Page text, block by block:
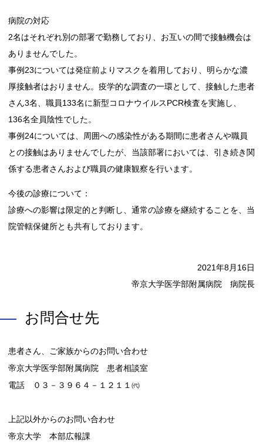
病院の対応
2名はそれぞれ別の部署で勤務しており、お互いの間で接触機会は
ありませんでした。
事例23については発症前よりマスクを着用しており、明らかな濃
厚接触者はおりません。疫学的な調査の一環として、接触した患者
さん3名、職員133名に新型コロナウイルスPCR検査を実施し、
136名全員陰性でした。
事例24については、周囲への感染性がある期間に患者さんや職員
との接触はありませんでしたが、当該部署においては、引き続き関
係する患者さんおよび職員の健康観察を行います。
今後の診療について：
診療への影響は限定的と判断し、通常の診療を継続することを、当
院管轄保健所とも共有しております。
2021年8月16日
帝京大学医学部附属病院 病院長
お問合せ先
患者さん、ご家族からのお問い合わせ
帝京大学医学部附属病院 患者相談室
電話 ０３－３９６４－１２１１㈹
上記以外からのお問い合わせ
帝京大学 本部広報課